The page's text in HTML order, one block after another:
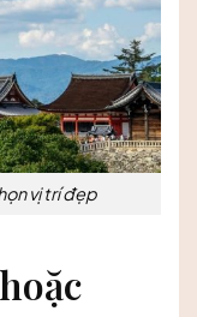
vị trí đẹp